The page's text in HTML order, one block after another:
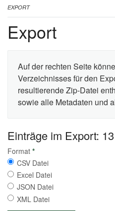
EXPORT
Export
Auf der rechten Seite
Verzeichnisses für den
resultierende Zip-Datei
sowie alle Metadaten und
Einträge im Export: 13
Format *
CSV Datei
Excel Datei
JSON Datei
XML Datei